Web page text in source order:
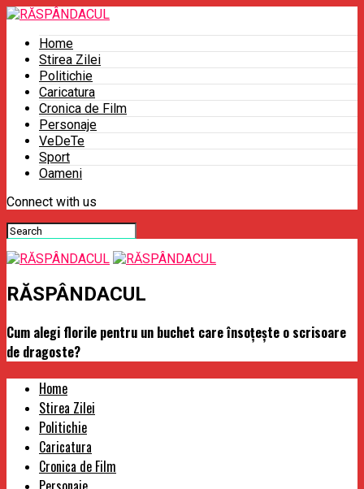
Home
Stirea Zilei
Politichie
Caricatura
Cronica de Film
Personaje
VeDeTe
Sport
Oameni
Connect with us
RĂSPÂNDACUL
Cum alegi florile pentru un buchet care însoțește o scrisoare
de dragoste?
Home
Stirea Zilei
Politichie
Caricatura
Cronica de Film